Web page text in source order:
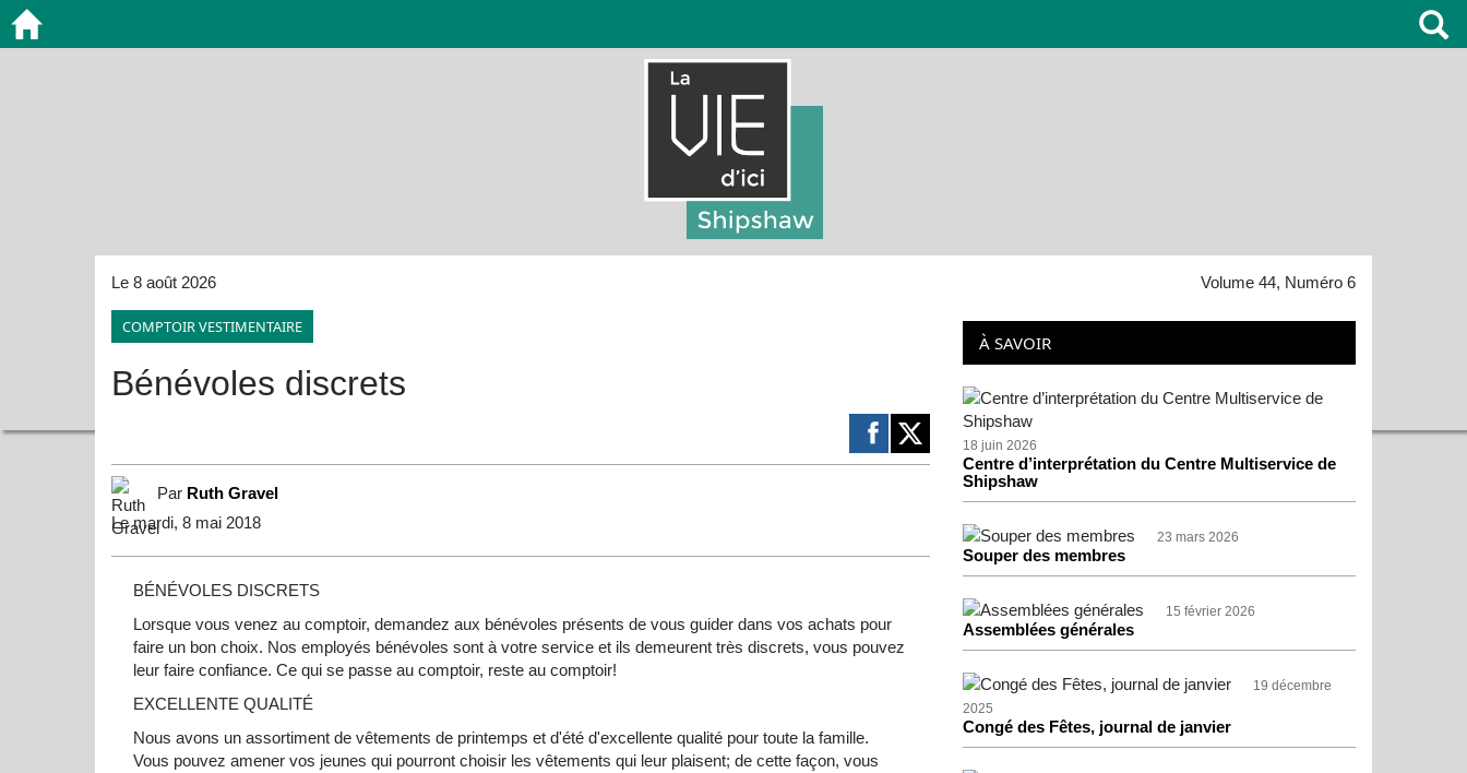
Le 8 août 2026 Volume 44, Numéro 6
COMPTOIR VESTIMENTAIRE
Bénévoles discrets
Par Ruth Gravel
Le mardi, 8 mai 2018
BÉNÉVOLES DISCRETS
Lorsque vous venez au comptoir, demandez aux bénévoles présents de vous guider dans vos achats pour
faire un bon choix. Nos employés bénévoles sont à votre service et ils demeurent très discrets, vous pouvez
leur faire confiance. Ce qui se passe au comptoir, reste au comptoir!
EXCELLENTE QUALITÉ
Nous avons un assortiment de vêtements de printemps et d'été d'excellente qualité pour toute la famille.
Vous pouvez amener vos jeunes qui pourront choisir les vêtements qui leur plaisent; de cette façon, vous
À SAVOIR
18 juin 2026
Centre d’interprétation du Centre Multiservice de
Shipshaw
23 mars 2026
Souper des membres
15 février 2026
Assemblées générales
19 décembre
2025
Congé des Fêtes, journal de janvier